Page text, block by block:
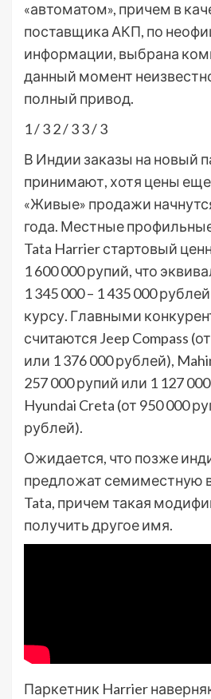
«автоматом», причем в
поставщика АКП, по
информации, выбрана
данный момент
полный привод.
1/ 32/ 33/ 3
В Индии заказы на новый
принимают, хотя цены
«Живые» продажи
года. Местные
Tata Harrier стартовый
1 600 000 рупий, что
1 345 000 – 1 435 000
курсу. Главными
считаются Jeep Compass
или 1 376 000 рублей),
257 000 рупий или 1 127
Hyundai Creta (от 950 000
рублей).
Ожидается, что позже
предложат семиместную
Tata, причем такая
получить другое имя.
Паркетник Harrier